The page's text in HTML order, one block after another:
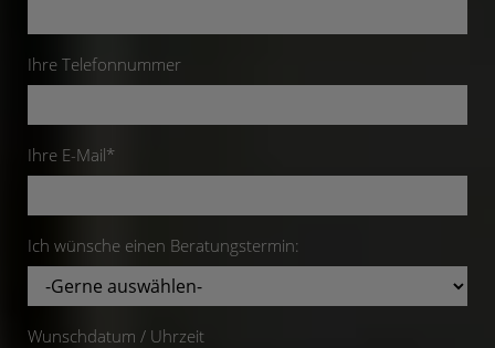
Ihre Telefonnummer
Ihre E-Mail*
Ich wünsche einen Beratungstermin:
Wunschdatum / Uhrzeit